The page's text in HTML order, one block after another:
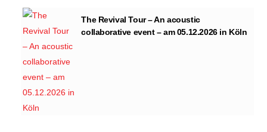
The Revival Tour – An acoustic
collaborative event – am 05.12.2026 in Köln